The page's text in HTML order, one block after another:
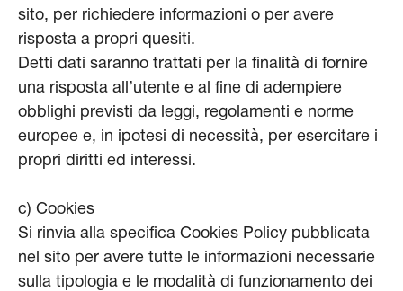
sito, per richiedere informazioni o per avere
risposta a propri quesiti.
Detti dati saranno trattati per la finalità di fornire
una risposta all’utente e al fine di adempiere
obblighi previsti da leggi, regolamenti e norme
europee e, in ipotesi di necessità, per esercitare i
propri diritti ed interessi.
c) Cookies
Si rinvia alla specifica Cookies Policy pubblicata
nel sito per avere tutte le informazioni necessarie
sulla tipologia e le modalità di funzionamento dei